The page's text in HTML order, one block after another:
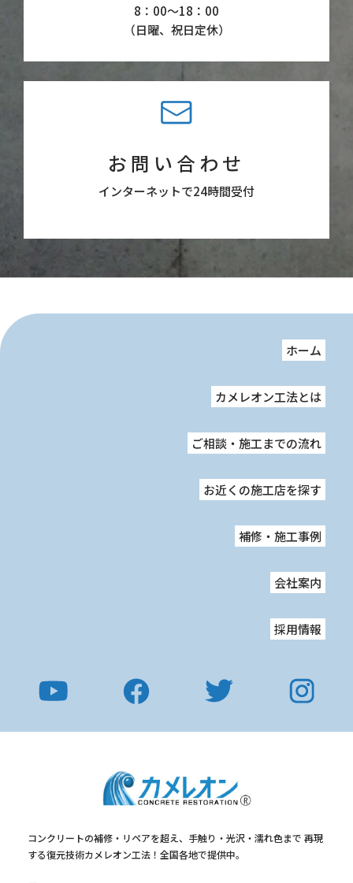
8：00〜18：00
（日曜、祝日定休）
お問い合わせ
インターネットで24時間受付
ホーム
カメレオン工法とは
ご相談・施工までの流れ
お近くの施工店を探す
補修・施工事例
会社案内
採用情報
コンクリートの補修・リペアを超え、手触り・光沢・濡れ色まで 再現
する復元技術カメレオン工法！全国各地で提供中。